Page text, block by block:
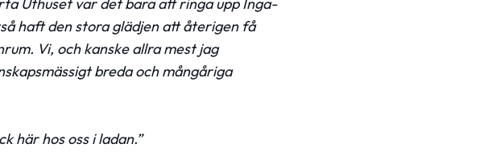
haft den stora glädjen att återigen få
Vi, och kanske allra mest jag
breda och mångåriga
här hos oss i ladan.”